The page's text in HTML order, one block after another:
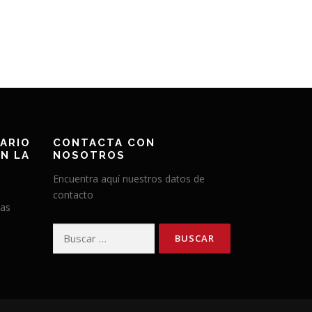
LA
CONTACTA CON
NOSOTROS
Encuentra aquí nuestros datos de
contacto